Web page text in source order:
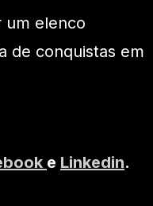
um elenco
de conquistas em
e Linkedin.